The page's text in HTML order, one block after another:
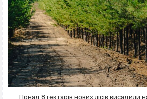
Понад 8 гектарів нових лісів висадили